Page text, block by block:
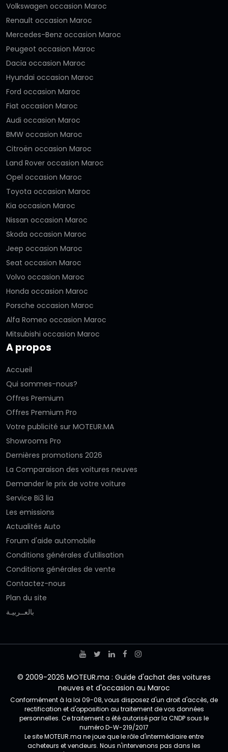
Volkswagen occasion Maroc
Renault occasion Maroc
Mercedes-Benz occasion Maroc
Peugeot occasion Maroc
Dacia occasion Maroc
Hyundai occasion Maroc
Ford occasion Maroc
Fiat occasion Maroc
Audi occasion Maroc
BMW occasion Maroc
Citroën occasion Maroc
Land Rover occasion Maroc
Opel occasion Maroc
Toyota occasion Maroc
Kia occasion Maroc
Nissan occasion Maroc
Skoda occasion Maroc
Jeep occasion Maroc
Seat occasion Maroc
Volvo occasion Maroc
Honda occasion Maroc
Porsche occasion Maroc
Alfa Romeo occasion Maroc
Mitsubishi occasion Maroc
A propos
Accueil
Qui sommes-nous?
Offres Premium
Offres Premium Pro
Votre publicité sur MOTEUR.MA
Showrooms Pro
Dernières promotions 2026
La Comparaison des voitures neuves
Demander le prix de votre voiture
Service Bi3 lia
Les emissions
Actualités Auto
Forum d'aide automobile
Conditions générales d'utilisation
Conditions générales de vente
Contactez-nous
Plan du site
بالعــربيـة
© 2009-2026 MOTEUR.ma : Guide d'achat des voitures
neuves et d'occasion au Maroc
Conformément à la loi 09-08, vous disposez d'un droit d'accès, de
rectification et d'opposition au traitement de vos données
personnelles. Ce traitement a été autorisé par la CNDP sous le
numéro D-W-219/2017
Le site MOTEUR.ma ne joue que le rôle d'intermédiaire entre
acheteurs et vendeurs. Nous n'intervenons pas dans les